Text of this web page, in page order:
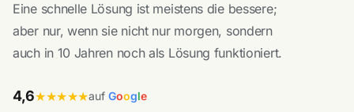
Eine schnelle Lösung ist meistens die bessere;
aber nur, wenn sie nicht nur morgen, sondern
auch in 10 Jahren noch als Lösung funktioniert.
4,6★★★★★auf Google